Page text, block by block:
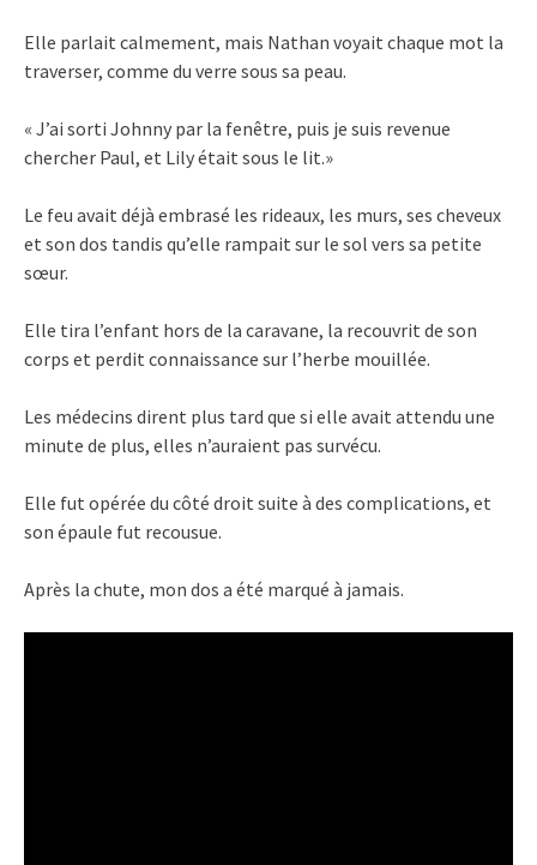
Elle parlait calmement, mais Nathan voyait chaque mot la
traverser, comme du verre sous sa peau.
« J’ai sorti Johnny par la fenêtre, puis je suis revenue
chercher Paul, et Lily était sous le lit.»
Le feu avait déjà embrasé les rideaux, les murs, ses cheveux
et son dos tandis qu’elle rampait sur le sol vers sa petite
sœur.
Elle tira l’enfant hors de la caravane, la recouvrit de son
corps et perdit connaissance sur l’herbe mouillée.
Les médecins dirent plus tard que si elle avait attendu une
minute de plus, elles n’auraient pas survécu.
Elle fut opérée du côté droit suite à des complications, et
son épaule fut recousue.
Après la chute, mon dos a été marqué à jamais.